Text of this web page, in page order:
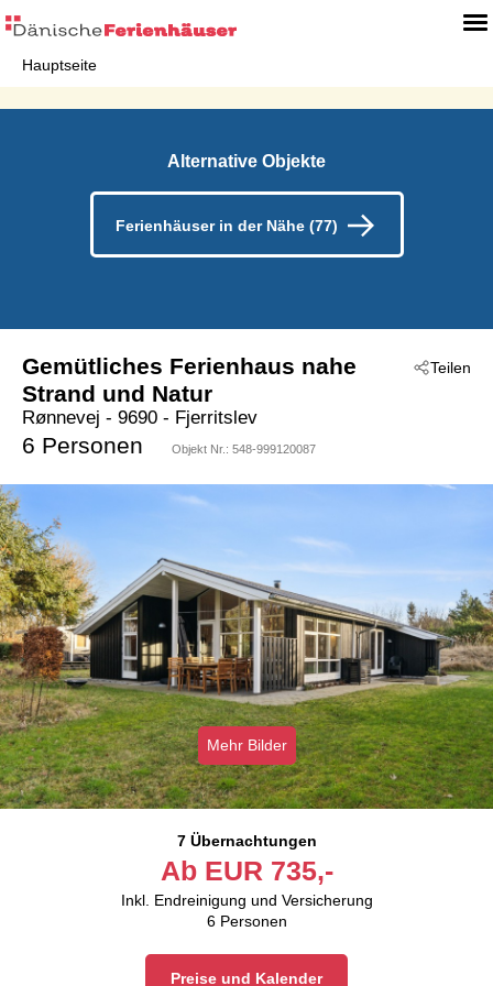
Hauptseite
Alternative Objekte
Ferienhäuser in der Nähe (77)
Teilen
Gemütliches Ferienhaus nahe
Strand und Natur
Rønnevej - 9690 - Fjerritslev
6 Personen Objekt Nr.: 548-999120087
Mehr Bilder
7 Übernachtungen
Ab EUR 735,-
Inkl. Endreinigung und Versicherung
6 Personen
Preise und Kalender